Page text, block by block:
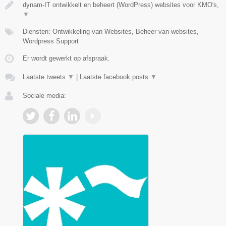
dynam-IT ontwikkelt en beheert (WordPress) websites voor KMO's,
▼
Diensten: Ontwikkeling van Websites, Beheer van websites,
Wordpress Support
Er wordt gewerkt op afspraak.
Laatste tweets ▼ Laatste facebook posts ▼
Sociale media: